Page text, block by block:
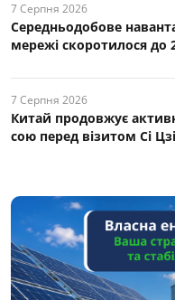
7 Серпня 2026
Середньодобове
мережі скоротилося до
7 Серпня 2026
Китай продовжує
сою перед візитом Сі